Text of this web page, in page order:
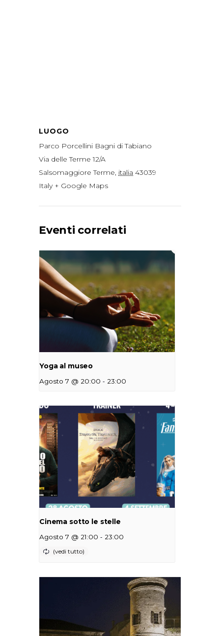
LUOGO
Parco Porcellini Bagni di Tabiano
Via delle Terme 12/A
Salsomaggiore Terme, italia 43039
Italy + Google Maps
Eventi correlati
Yoga al museo
Agosto 7 @ 20:00 - 23:00
Cinema sotto le stelle
Agosto 7 @ 21:00 - 23:00